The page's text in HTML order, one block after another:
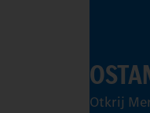
Otkrij